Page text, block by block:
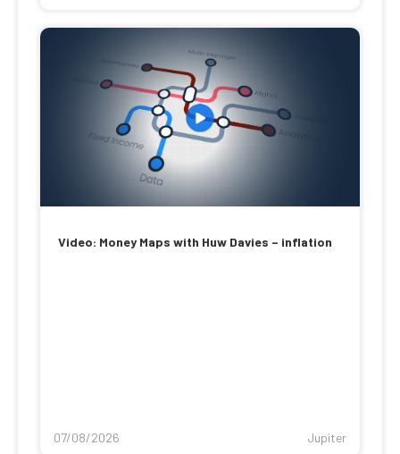
Video: Money Maps with Huw Davies – inflation
07/08/2026 Jupiter